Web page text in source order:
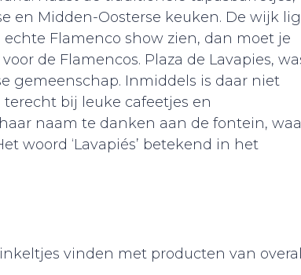
en Midden-Oosterse keuken. De wijk
Flamenco show zien, dan moet je
de Flamencos. Plaza de Lavapies,
gemeenschap. Inmiddels is daar niet
bij leuke cafeetjes en
naam te danken aan de fontein,
woord ‘Lavapiés’ betekend in het
vinden met producten van